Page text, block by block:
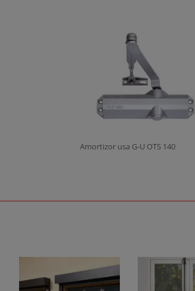
Amortizor usa G-U OTS 140